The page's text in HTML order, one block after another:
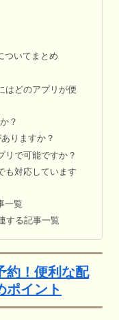
ついてまとめ
はどのアプリが便
？
りますか？
リで可能ですか？
も対応しています
一覧
する記事一覧
約！便利な配
ポイント